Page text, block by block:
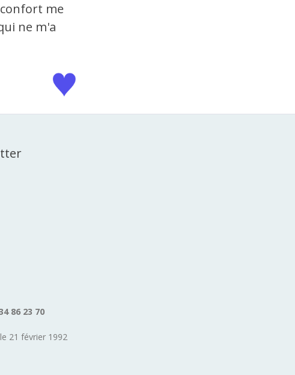
me
ne m'a
86 23 70
21 février 1992